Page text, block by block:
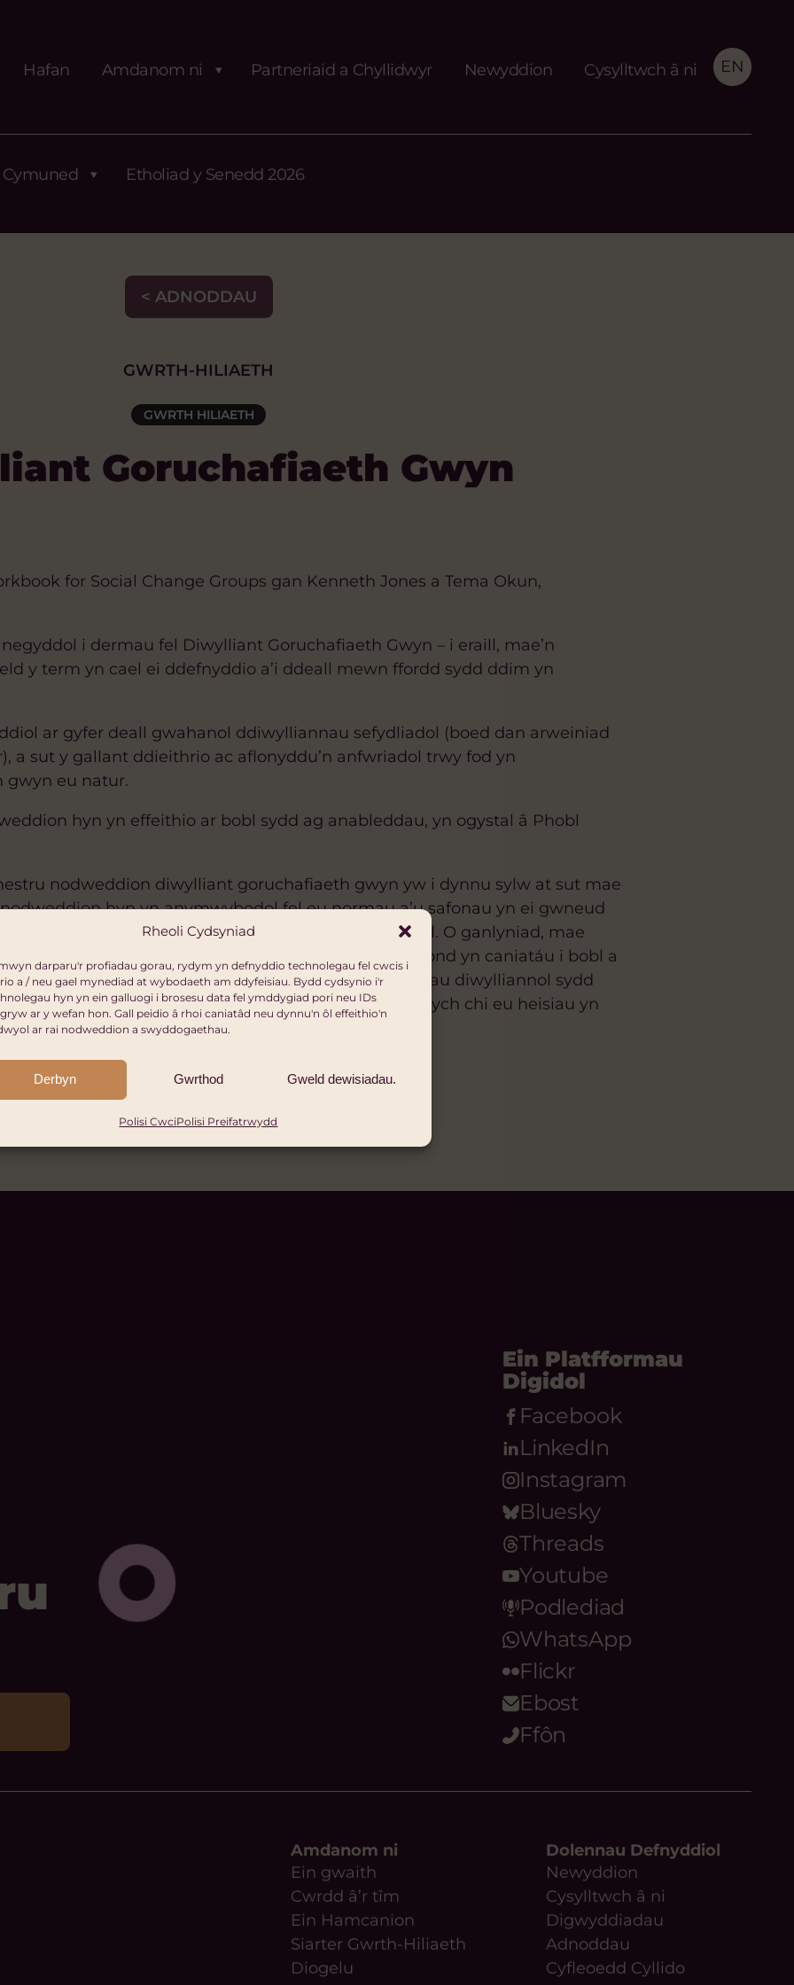
Rheoli Cydsyniad
darparu'r profiadau gorau, rydym yn defnyddio technolegau fel cwcis i
a / neu gael mynediad at wybodaeth am ddyfeisiau. Bydd cydsynio i'r
hyn yn ein galluogi i brosesu data fel ymddygiad pori neu IDs
ar y wefan hon. Gall peidio â rhoi caniatâd neu dynnu'n ôl effeithio'n
ar rai nodweddion a swyddogaethau.
Derbyn Gwrthod Gweld dewisiadau.
Polisi CwciPolisi Preifatrwydd
Hafan Amdanom ni Partneriaid a Chyllidwyr Newyddion Cysylltwch â ni EN
Cymuned Etholiad y Senedd 2026
< ADNODDAU
GWRTH-HILIAETH
GWRTH HILIAETH
Goruchafiaeth Gwyn
for Social Change Groups gan Kenneth Jones a Tema Okun,
i dermau fel Diwylliant Goruchafiaeth Gwyn – i eraill, mae’n
y term yn cael ei ddefnyddio a’i ddeall mewn ffordd sydd ddim yn
ar gyfer deall gwahanol ddiwylliannau sefydliadol (boed dan arweiniad
a sut y gallant ddieithrio ac aflonyddu’n anfwriadol trwy fod yn
gwyn eu natur.
hyn yn effeithio ar bobl sydd ag anableddau, yn ogystal â Phobl
nodweddion diwylliant goruchafiaeth gwyn yw i dynnu sylw at sut mae
nodweddion hyn yn anymwybodol fel eu normau a’u safonau yn ei gwneud
i agor y drws i normau a safonau diwylliannol eraill. O ganlyniad, mae
ein bod eisiau bod yn amlddiwylliannol, dim ond yn caniatáu i bobl a
os ydyn nhw’n addasu neu’n cydymffurfio â normau diwylliannol sydd
nabod ac enwi’r normau a’r safonau diwylliannol rydych chi eu heisiau yn
i sefydliad gwirioneddol amlddiwylliannol.
Ein Platfformau
Digidol
Facebook
LinkedIn
Instagram
Bluesky
Threads
Youtube
Podlediad
WhatsApp
Flickr
Ebost
Ffôn
Amdanom ni
Ein gwaith
Cwrdd â’r tîm
Ein Hamcanion
Siarter Gwrth-Hiliaeth
Diogelu
Dolennau Defnyddiol
Newyddion
Cysylltwch â ni
Digwyddiadau
Adnoddau
Cyfleoedd Cyllido